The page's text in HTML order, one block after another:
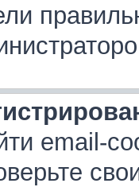
email-